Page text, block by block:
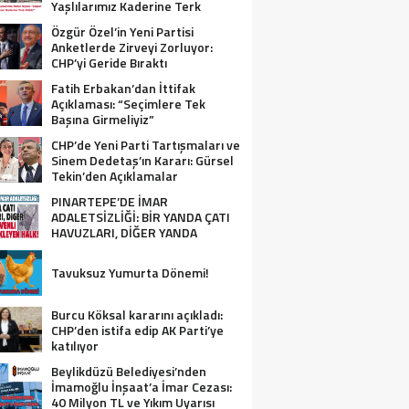
Yaşlılarımız Kaderine Terk
Edildi!”
Özgür Özel’in Yeni Partisi
Anketlerde Zirveyi Zorluyor:
CHP’yi Geride Bıraktı
Fatih Erbakan’dan İttifak
Açıklaması: “Seçimlere Tek
Başına Girmeliyiz”
CHP’de Yeni Parti Tartışmaları ve
Sinem Dedetaş’ın Kararı: Gürsel
Tekin’den Açıklamalar
PINARTEPE’DE İMAR
ADALETSİZLİĞİ: BİR YANDA ÇATI
HAVUZLARI, DİĞER YANDA
Tavuksuz Yumurta Dönemi!
Burcu Köksal kararını açıkladı:
CHP’den istifa edip AK Parti’ye
katılıyor
Beylikdüzü Belediyesi’nden
İmamoğlu İnşaat’a İmar Cezası:
40 Milyon TL ve Yıkım Uyarısı